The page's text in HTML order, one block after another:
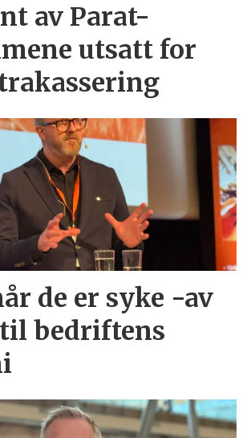
av Parat-
utsatt for
de er syke -av
bedriftens